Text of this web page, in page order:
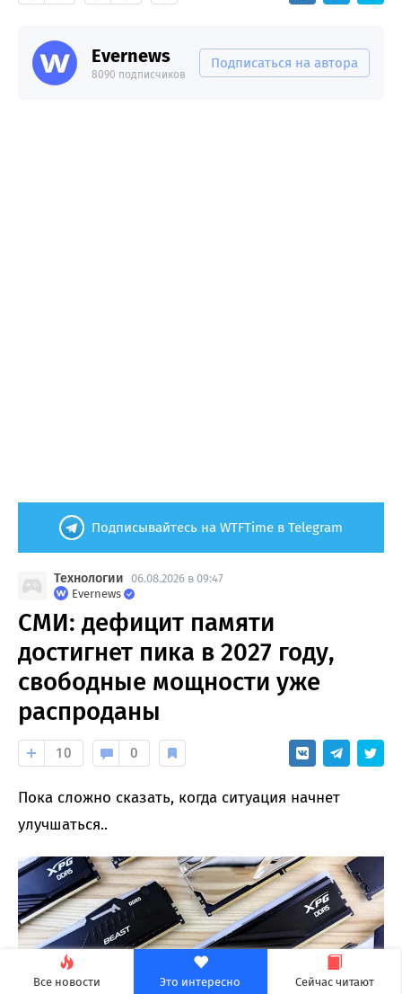
Все новости Это интересно Сейчас читают
Evernews
8090 подписчиков
Подписаться на автора
Подписывайтесь на WTFTime в Telegram
Технологии 06.08.2026 в 09:47
Evernews
СМИ: дефицит памяти
достигнет пика в 2027 году,
свободные мощности уже
распроданы
10 0
Пока сложно сказать, когда ситуация начнет
улучшаться..